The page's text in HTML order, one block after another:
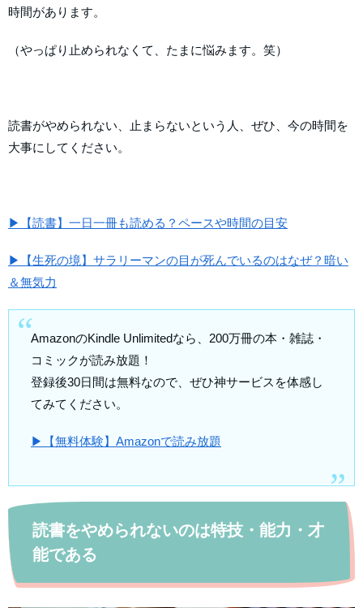
時間があります。
（やっぱり止められなくて、たまに悩みます。笑）
読書がやめられない、止まらないという人、ぜひ、今の時間を
大事にしてください。
▶【読書】一日一冊も読める？ペースや時間の目安
▶【生死の境】サラリーマンの目が死んでいるのはなぜ？暗い
＆無気力
AmazonのKindle Unlimitedなら、200万冊の本・雑誌・
コミックが読み放題！
登録後30日間は無料なので、ぜひ神サービスを体感し
てみてください。
▶【無料体験】Amazonで読み放題
読書をやめられないのは特技・能力・才
能である